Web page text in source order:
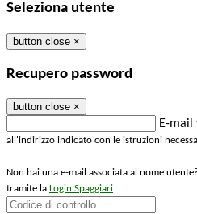
Seleziona utente
button close ×
Recupero password
button close ×
E-mail
all'indirizzo indicato con le istruzioni
Non hai una e-mail associata al nome
tramite la Login Spaggiari